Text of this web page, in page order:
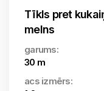
Tīkls pret
melns
garums:
30 m
acs izmērs: